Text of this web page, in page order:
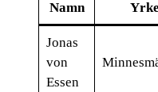
Namn Yrke
Jonas
von
Essen